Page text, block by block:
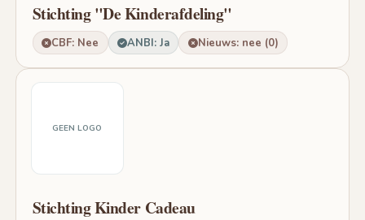
Stichting "De Kinderafdeling"
CBF: Nee ANBI: Ja Nieuws: nee (0)
GEEN LOGO
Stichting Kinder Cadeau